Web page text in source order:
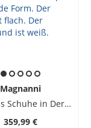
Magnanni
Business Schuhe in Derby-Form aus Glattleder
359,99 €